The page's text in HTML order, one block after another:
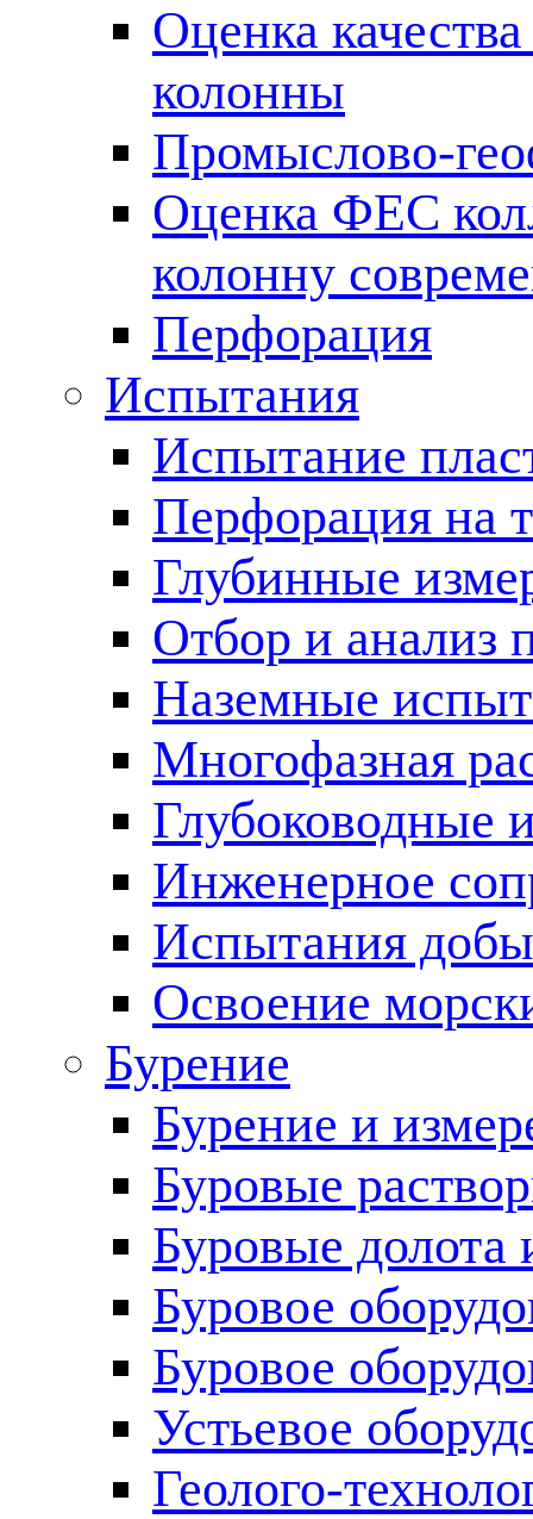
Оценка
колонны
Промыслово-
Оценка ФЕС
колонну
Перфорация
Испытания
Испытание
Перфорация на
Глубинные
Отбор и анализ
Наземные
Многофазная
Глубоководные
Инженерное
Испытания
Освоение
Бурение
Бурение и
Буровые
Буровые долота
Буровое
Буровое
Устьевое
Геолого-